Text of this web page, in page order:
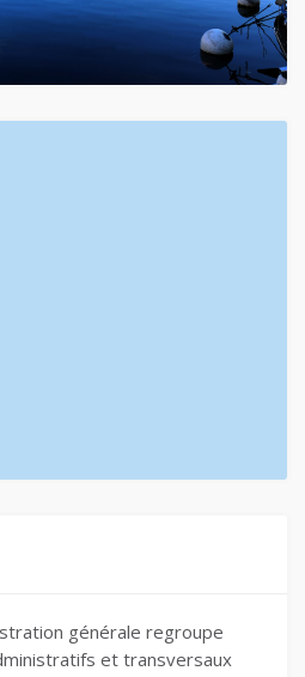
générale regroupe
et transversaux